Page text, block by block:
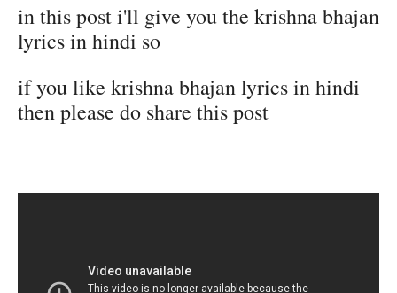
in this post i'll give you the krishna bhajan
lyrics in hindi so
if you like krishna bhajan lyrics in hindi
then please do share this post